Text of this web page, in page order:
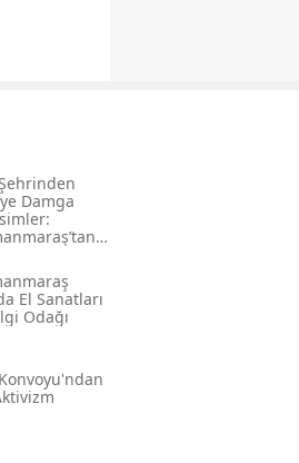
Damga
El Sanatları
Odağı